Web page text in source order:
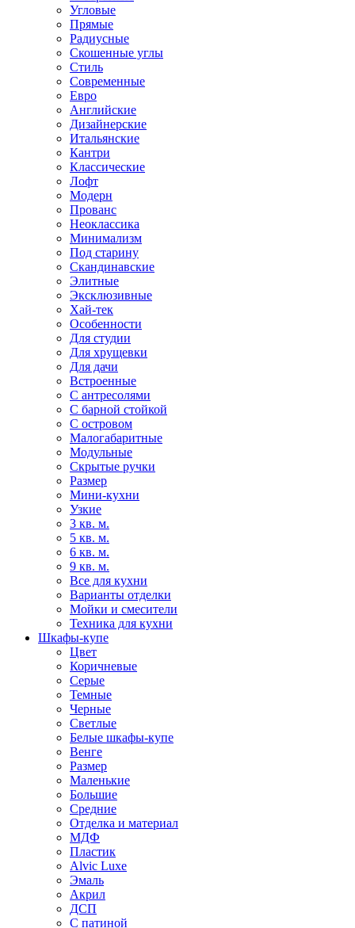
Угловые
Прямые
Радиусные
Скошенные углы
Стиль
Современные
Евро
Английские
Дизайнерские
Итальянские
Кантри
Классические
Лофт
Модерн
Прованс
Неоклассика
Минимализм
Под старину
Скандинавские
Элитные
Эксклюзивные
Хай-тек
Особенности
Для студии
Для хрущевки
Для дачи
Встроенные
С антресолями
С барной стойкой
С островом
Малогабаритные
Модульные
Скрытые ручки
Размер
Мини-кухни
Узкие
3 кв. м.
5 кв. м.
6 кв. м.
9 кв. м.
Все для кухни
Варианты отделки
Мойки и смесители
Техника для кухни
Шкафы-купе
Цвет
Коричневые
Серые
Темные
Черные
Светлые
Белые шкафы-купе
Венге
Размер
Маленькие
Большие
Средние
Отделка и материал
МДФ
Пластик
Alvic Luxe
Эмаль
Акрил
ДСП
С патиной